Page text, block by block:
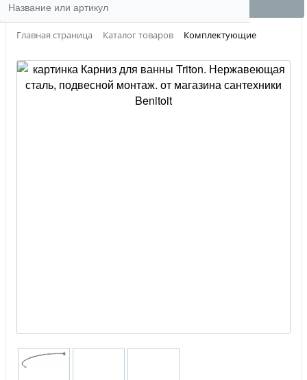
Главная страница Каталог товаров Комплектующие